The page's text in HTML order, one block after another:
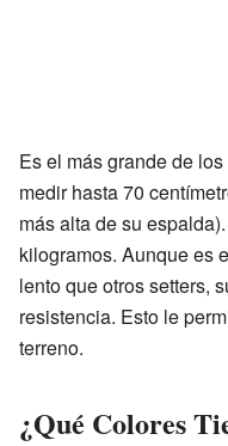
Es el más grande de
medir hasta 70
más alta de su
kilogramos. Aunque es
lento que otros setters,
resistencia. Esto le
terreno.
¿Qué Colores